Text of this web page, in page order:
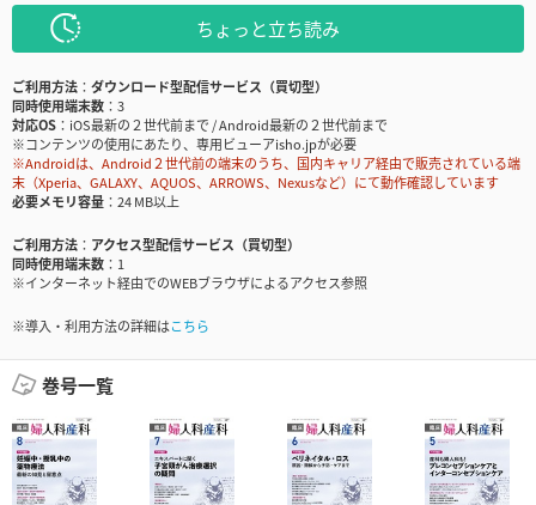
ちょっと立ち読み
ご利用方法
ダウンロード型配信サービス（買切型）
同時使用端末数
3
対応OS
iOS最新の２世代前まで / Android最新の２世代前まで
※コンテンツの使用にあたり、専用ビューアisho.jpが必要
※Androidは、Android２世代前の端末のうち、国内キャリア経由で販売されている端
末（Xperia、GALAXY、AQUOS、ARROWS、Nexusなど）にて動作確認しています
必要メモリ容量
24 MB以上
ご利用方法
アクセス型配信サービス（買切型）
同時使用端末数
1
※インターネット経由でのWEBブラウザによるアクセス参照
※導入・利用方法の詳細はこちら
巻号一覧